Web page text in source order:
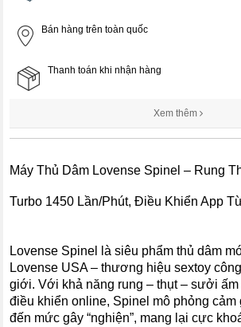
Bán hàng trên toàn quốc
Thanh toán khi nhận hàng
Xem thêm
Máy Thủ Dâm Lovense Spinel – Rung
Turbo 1450 Lần/Phút, Điều Khiển App
Lovense Spinel là siêu phẩm thủ dâm
Lovense USA – thương hiệu sextoy
giới. Với khả năng rung – thụt – sưởi
điều khiển online, Spinel mô phỏng cảm
đến mức gây “nghiện”, mang lại cực